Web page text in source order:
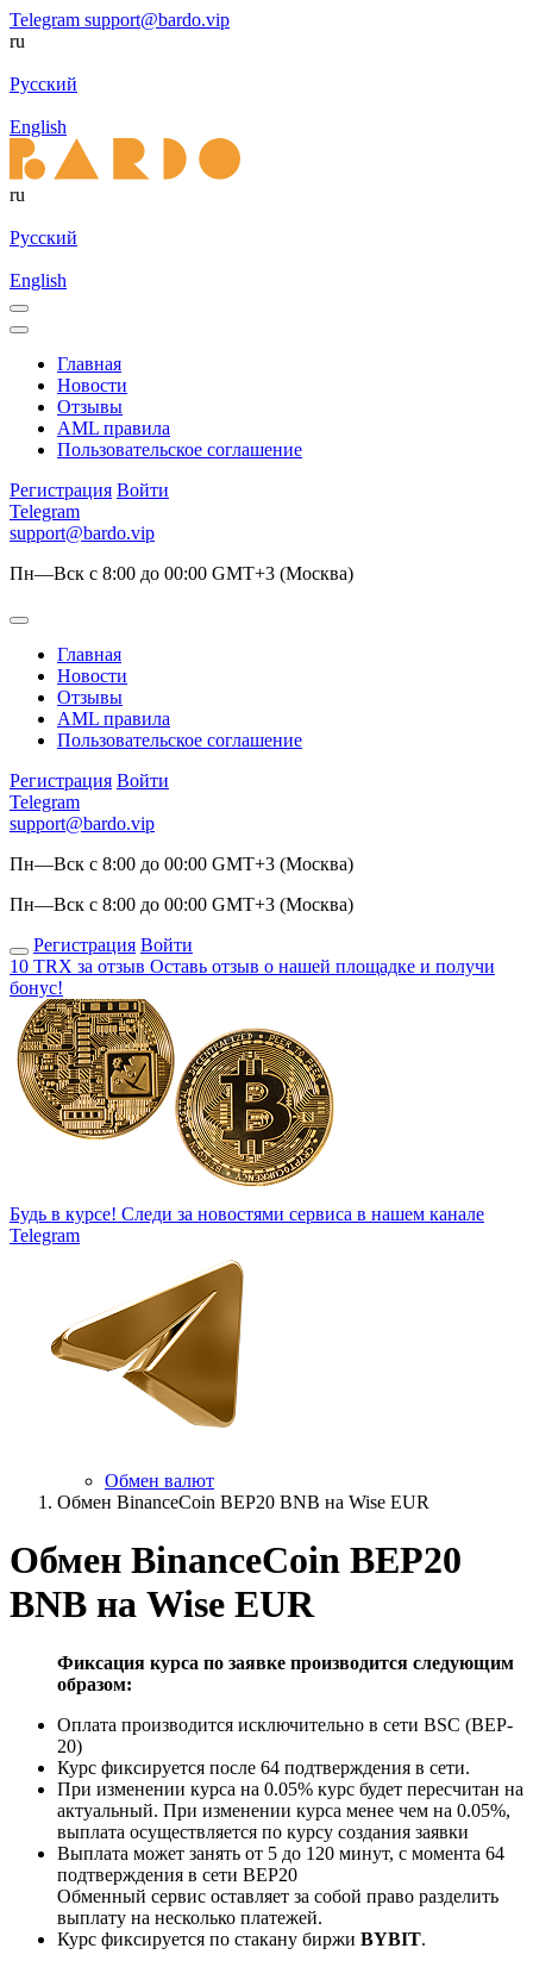
Telegram support@bardo.vip
ru
Русский
English
ru
Русский
English
Главная
Новости
Отзывы
AML правила
Пользовательское соглашение
Регистрация Войти
Telegram
support@bardo.vip
Пн—Вск с 8:00 до 00:00 GMT+3 (Москва)
Главная
Новости
Отзывы
AML правила
Пользовательское соглашение
Регистрация Войти
Telegram
support@bardo.vip
Пн—Вск с 8:00 до 00:00 GMT+3 (Москва)
Пн—Вск с 8:00 до 00:00 GMT+3 (Москва)
Регистрация Войти
10 TRX за отзыв Оставь отзыв о нашей площадке и получи
бонус!
Будь в курсе! Следи за новостями сервиса в нашем канале
Telegram
Обмен валют
Обмен BinanceCoin BEP20 BNB на Wise EUR
Обмен BinanceCoin BEP20
BNB на Wise EUR
Фиксация курса по заявке производится следующим
образом:
Оплата производится исключительно в сети BSC (BEP-
20)
Курс фиксируется после 64 подтверждения в сети.
При изменении курса на 0.05% курс будет пересчитан на
актуальный. При изменении курса менее чем на 0.05%,
выплата осуществляется по курсу создания заявки
Выплата может занять от 5 до 120 минут, с момента 64
подтверждения в сети BEP20
Обменный сервис оставляет за собой право разделить
выплату на несколько платежей.
Курс фиксируется по стакану биржи BYBIT.